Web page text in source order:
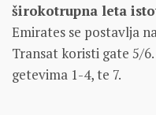
širokotrupna leta
Emirates se postavlja
Transat koristi gate 5/
getevima 1-4, te 7.